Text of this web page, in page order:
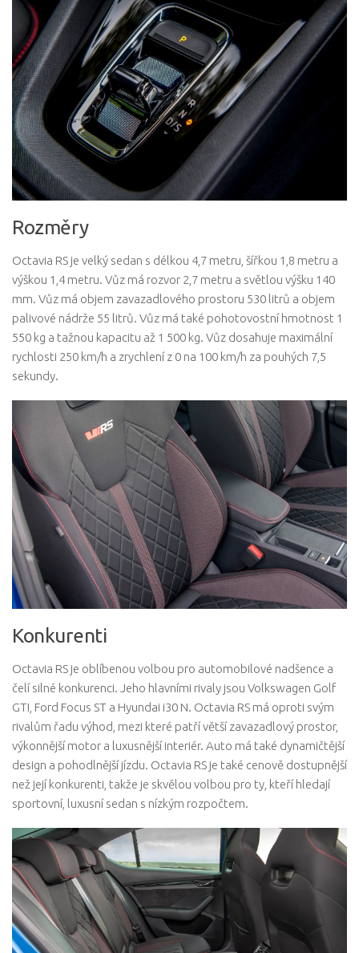
Rozměry
Octavia RS je velký sedan s délkou 4,7 metru, šířkou 1,8 metru a
výškou 1,4 metru. Vůz má rozvor 2,7 metru a světlou výšku 140
mm. Vůz má objem zavazadlového prostoru 530 litrů a objem
palivové nádrže 55 litrů. Vůz má také pohotovostní hmotnost 1
550 kg a tažnou kapacitu až 1 500 kg. Vůz dosahuje maximální
rychlosti 250 km/h a zrychlení z 0 na 100 km/h za pouhých 7,5
sekundy.
Konkurenti
Octavia RS je oblíbenou volbou pro automobilové nadšence a
čelí silné konkurenci. Jeho hlavními rivaly jsou Volkswagen Golf
GTI, Ford Focus ST a Hyundai i30 N. Octavia RS má oproti svým
rivalům řadu výhod, mezi které patří větší zavazadlový prostor,
výkonnější motor a luxusnější interiér. Auto má také dynamičtější
design a pohodlnější jízdu. Octavia RS je také cenově dostupnější
než její konkurenti, takže je skvělou volbou pro ty, kteří hledají
sportovní, luxusní sedan s nízkým rozpočtem.